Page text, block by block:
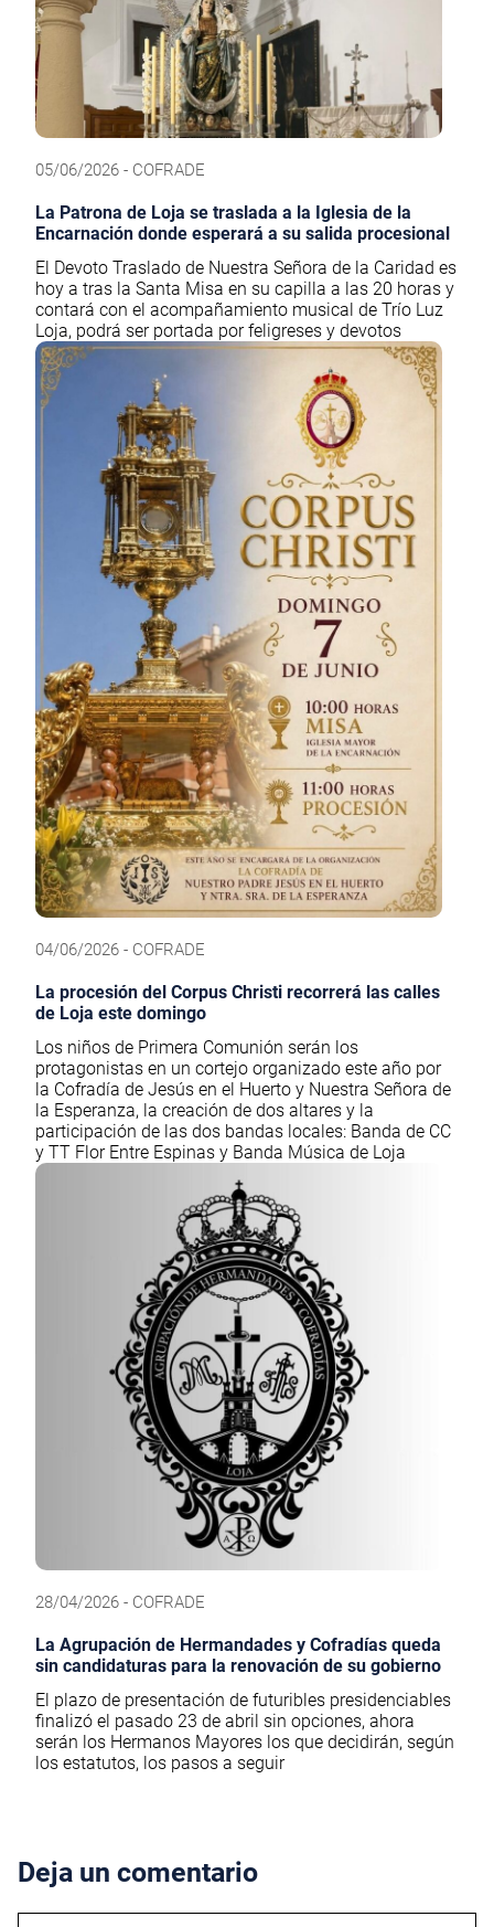
05/06/2026 - COFRADE
La Patrona de Loja se traslada a la Iglesia de la
Encarnación donde esperará a su salida procesional
El Devoto Traslado de Nuestra Señora de la Caridad es
hoy a tras la Santa Misa en su capilla a las 20 horas y
contará con el acompañamiento musical de Trío Luz
Loja, podrá ser portada por feligreses y devotos
04/06/2026 - COFRADE
La procesión del Corpus Christi recorrerá las calles
de Loja este domingo
Los niños de Primera Comunión serán los
protagonistas en un cortejo organizado este año por
la Cofradía de Jesús en el Huerto y Nuestra Señora de
la Esperanza, la creación de dos altares y la
participación de las dos bandas locales: Banda de CC
y TT Flor Entre Espinas y Banda Música de Loja
28/04/2026 - COFRADE
La Agrupación de Hermandades y Cofradías queda
sin candidaturas para la renovación de su gobierno
El plazo de presentación de futuribles presidenciables
finalizó el pasado 23 de abril sin opciones, ahora
serán los Hermanos Mayores los que decidirán, según
los estatutos, los pasos a seguir
Deja un comentario